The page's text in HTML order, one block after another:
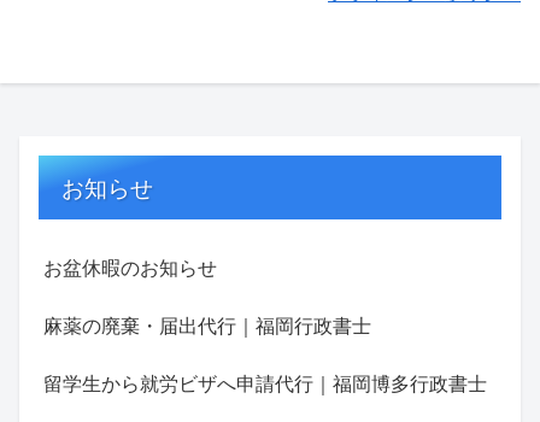
お知らせ
お盆休暇のお知らせ
麻薬の廃棄・届出代行｜福岡行政書士
留学生から就労ビザへ申請代行｜福岡博多行政書士